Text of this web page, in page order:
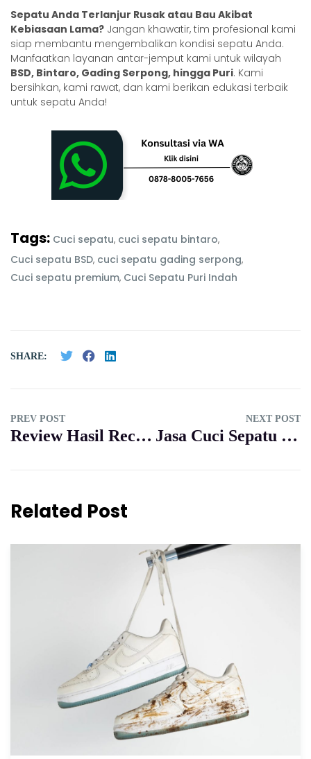
Sepatu Anda Terlanjur Rusak atau Bau Akibat
Kebiasaan Lama? Jangan khawatir, tim profesional kami
siap membantu mengembalikan kondisi sepatu Anda.
Manfaatkan layanan antar-jemput kami untuk wilayah
BSD, Bintaro, Gading Serpong, hingga Puri. Kami
bersihkan, kami rawat, dan kami berikan edukasi terbaik
untuk sepatu Anda!
Tags: Cuci sepatu, cuci sepatu bintaro,
Cuci sepatu BSD, cuci sepatu gading serpong,
Cuci sepatu premium, Cuci Sepatu Puri Indah
SHARE:
PREV POST
Review Hasil Recolor Sepatu Canvas: Dari Kusam Jadi Hitam Pekat Lagi
NEXT POST
Jasa Cuci Sepatu Suede Terdekat: Cara Aman Bersihkan Noda Tanpa Merusak Tekstur
Related Post